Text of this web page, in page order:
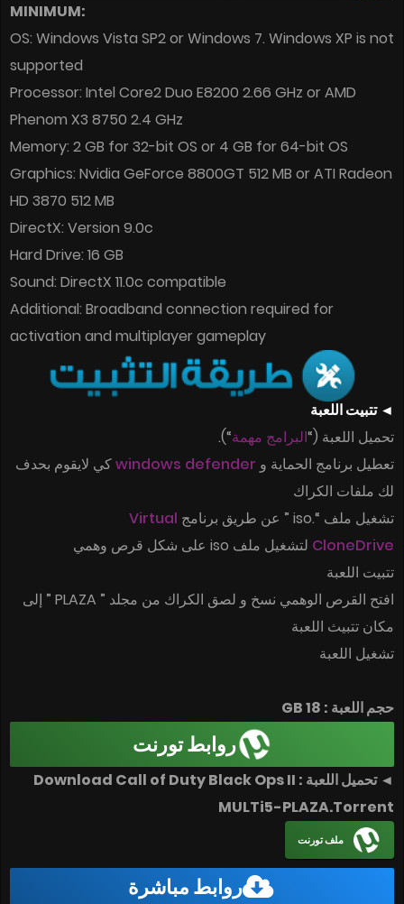
MINIMUM:
OS: Windows Vista SP2 or Windows 7. Windows XP is not
supported
Processor: Intel Core2 Duo E8200 2.66 GHz or AMD
Phenom X3 8750 2.4 GHz
Memory: 2 GB for 32-bit OS or 4 GB for 64-bit OS
Graphics: Nvidia GeForce 8800GT 512 MB or ATI Radeon
HD 3870 512 MB
DirectX: Version 9.0c
Hard Drive: 16 GB
Sound: DirectX 11.0c compatible
Additional: Broadband connection required for
activation and multiplayer gameplay
◄ تتبيت اللعبة
تحميل اللعبة (“البرامج مهمة“).
تعطيل برنامج الحماية و windows defenderكي لايقوم بحدف
لك ملفات الكراك
تشغيل ملف “.iso ” عن طريق برنامج
Virtual
CloneDrive لتشغيل ملف iso على شكل قرص وهمي
تتبيت اللعبة
افتح القرص الوهمي نسخ و لصق الكراك من مجلد ” PLAZA ” إلى
مكان تتبيث اللعبة
تشغيل اللعبة
حجم اللعبة : 18 GB
روابط تورنت
◄ تحميل اللعبة : Download Call of Duty Black Ops II
MULTi5-PLAZA.Torrent
ملف تورنت
روابط مباشرة